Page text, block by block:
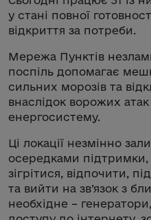
у стані повної
відкриття за потреби.
Мережа Пунктів
поспіль допомагає
сильних морозів та
внаслідок ворожих атак
енергосистему.
Ці локації незмінно
осередками
зігрітися, відпочити,
та вийти на зв’язок з
необхідне –